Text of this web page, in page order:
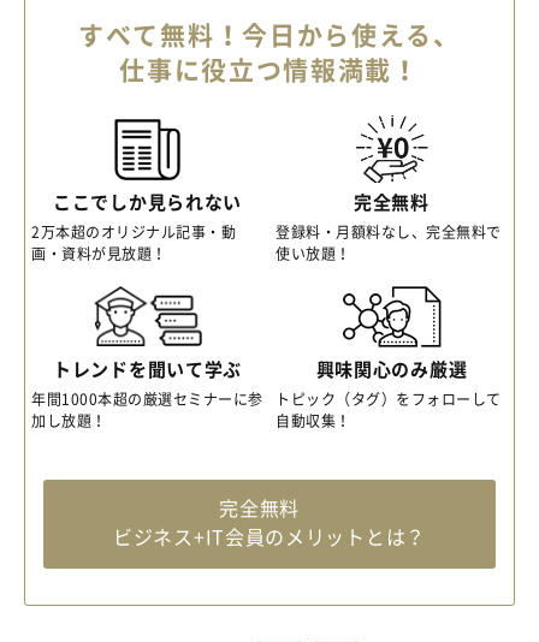
すべて無料！今日から使える、
仕事に役立つ情報満載！
ここでしか見られない
2万本超のオリジナル記事・動
画・資料が見放題！
完全無料
登録料・月額料なし、完全無料で
使い放題！
トレンドを聞いて学ぶ
年間1000本超の厳選セミナーに参
加し放題！
興味関心のみ厳選
トピック（タグ）をフォローして
自動収集！
完全無料
ビジネス+IT会員のメリットとは？